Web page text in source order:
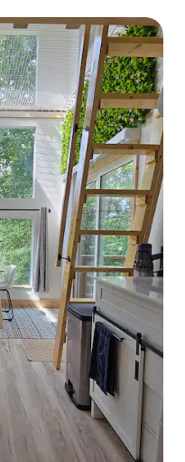
appréciés